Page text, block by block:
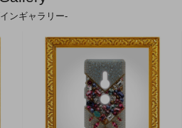
ンギャラリー-